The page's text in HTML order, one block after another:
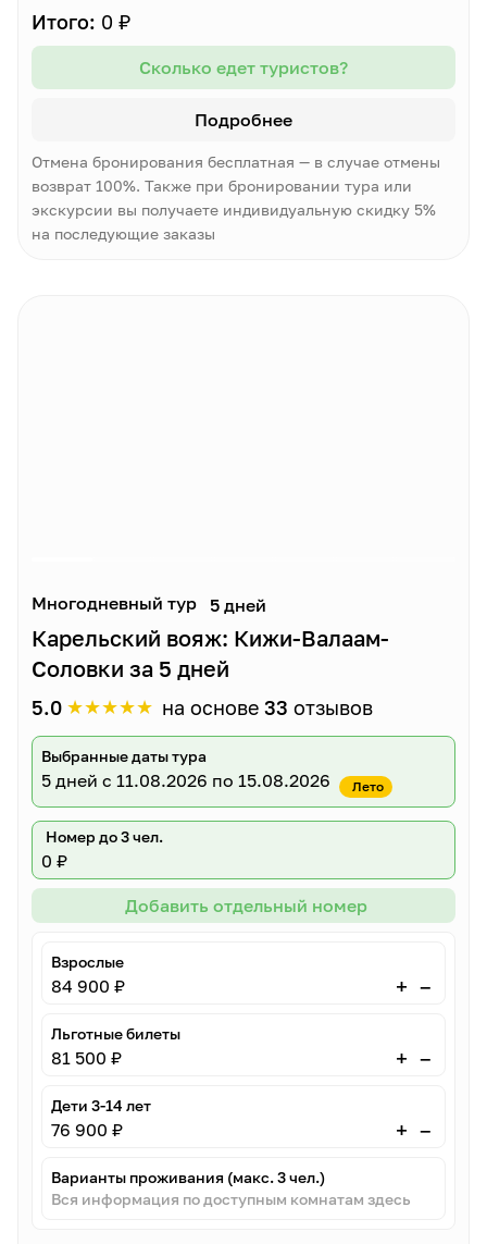
Итого: 0 ₽
Сколько едет туристов?
Подробнее
Отмена бронирования бесплатная — в случае отмены
возврат 100%. Также при бронировании тура или
экскурсии вы получаете индивидуальную скидку 5%
на последующие заказы
Многодневный тур 5 дней
Карельский вояж: Кижи-Валаам-
Соловки за 5 дней
5.0 ★★★★★ на основе 33 отзывов
Выбранные даты тура
5 дней с 11.08.2026 по 15.08.2026 Лето
Номер до 3 чел.
0 ₽
Добавить отдельный номер
Взрослые
84 900 ₽ + –
Льготные билеты
81 500 ₽ + –
Дети 3-14 лет
76 900 ₽ + –
Варианты проживания (макс. 3 чел.)
Вся информация по доступным комнатам здесь